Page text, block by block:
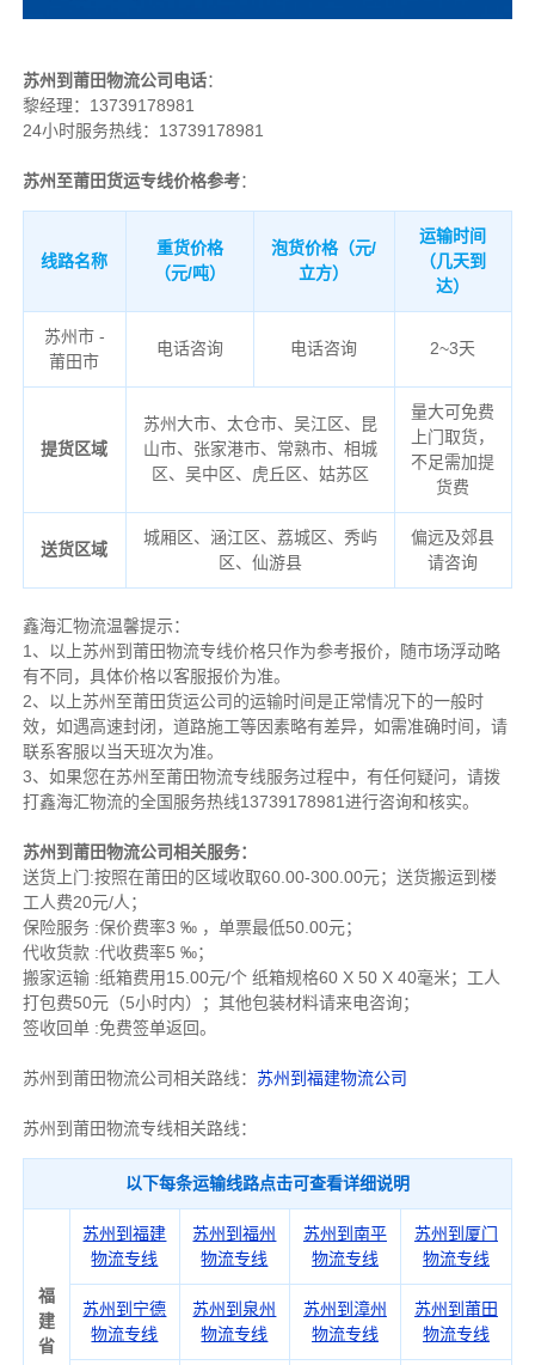
苏州到莆田物流公司电话：
黎经理： 13739178981
24小时服务热线：13739178981
苏州至莆田货运专线价格参考：
线路名称
重货价格
（元/吨）
泡货价格（元/
立方）
运输时间
（几天到
达）
苏州市 -
莆田市
电话咨询 电话咨询 2~3天
提货区域
苏州大市、太仓市、吴江区、昆
山市、张家港市、常熟市、相城
区、吴中区、虎丘区、姑苏区
量大可免费
上门取货，
不足需加提
货费
送货区域
城厢区、涵江区、荔城区、秀屿
区、仙游县
偏远及郊县
请咨询
鑫海汇物流温馨提示：
1、以上苏州到莆田物流专线价格只作为参考报价，随市场浮动略
有不同，具体价格以客服报价为准。
2、以上苏州 至莆田货运公司的运输时间是正常情况下的一般时
效，如遇高速封闭，道路施工等因素略有差异，如需准确时间，请
联系客服以当天班次为准。
3、如果您在苏州 至莆田物流专线服务过程中，有任何疑问，请拨
打鑫海汇物流的全国服务热线13739178981进行咨询和核实。
苏州到莆田物流公司相关服务：
送货上门:按照在莆田的区域收取60.00-300.00元；送货搬运到楼
工人费20元/人；
保险服务 :保价费率3 ‰ ，单票最低50.00元；
代收货款 :代收费率5 ‰；
搬家运输 :纸箱费用15.00元/个 纸箱规格60 X 50 X 40毫米；工人
打包费50元（5小时内）；其他包装材料请来电咨询；
签收回单 :免费签单返回。
苏州到莆田物流公司相关路线： 苏州到福建物流公司
苏州到莆田物流专线相关路线：
以下每条运输线路点击可查看详细说明
福
建
省
苏州到福建
物流专线
苏州到福州
物流专线
苏州到南平
物流专线
苏州到厦门
物流专线
苏州到宁德
物流专线
苏州到泉州
物流专线
苏州到漳州
物流专线
苏州到莆田
物流专线